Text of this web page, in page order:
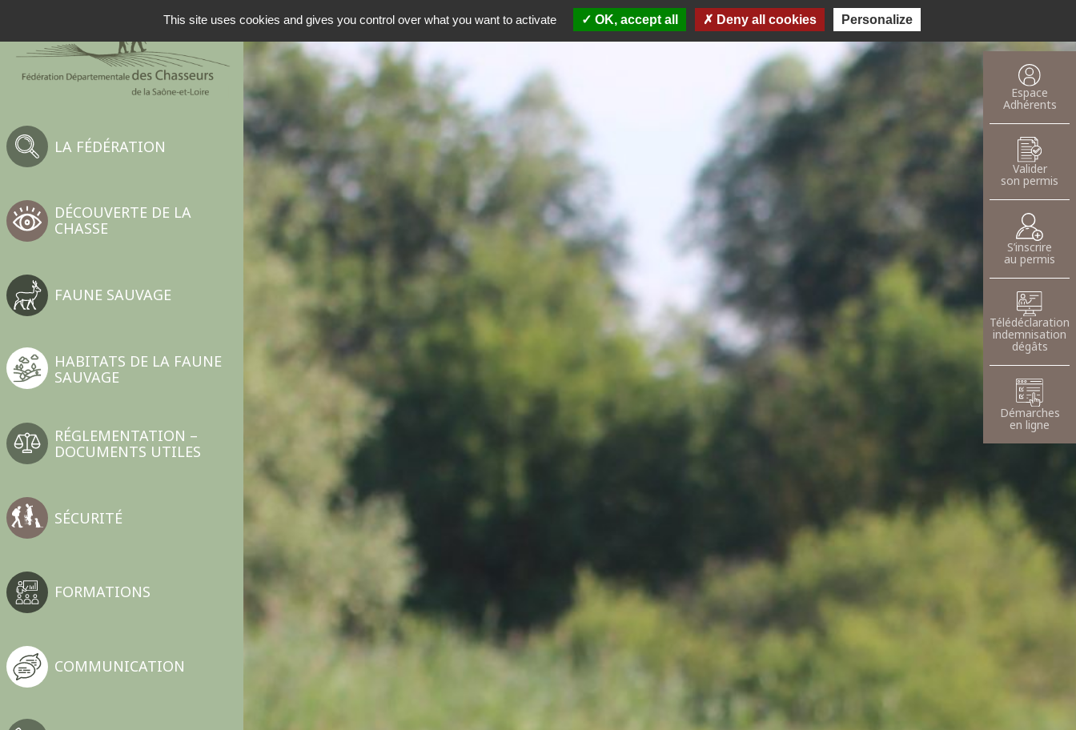
LA FÉDÉRATION
DÉCOUVERTE DE LA
CHASSE
FAUNE SAUVAGE
HABITATS DE LA FAUNE
SAUVAGE
RÉGLEMENTATION –
DOCUMENTS UTILES
SÉCURITÉ
FORMATIONS
COMMUNICATION
AG 2026 Déposer une annnonce
Espace
Adhérents
Valider
son permis
S’inscrire
au permis
Télédéclaration
indemnisation
dégâts
Démarches
en ligne
This site uses cookies and gives you control over what you want to activate OK, accept all Deny all cookies Personalize